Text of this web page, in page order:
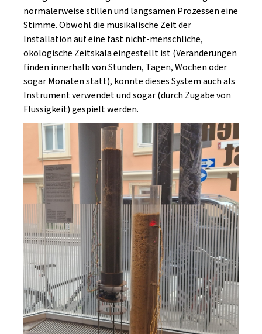
normalerweise stillen und langsamen Prozessen eine
Stimme. Obwohl die musikalische Zeit der
Installation auf eine fast nicht-menschliche,
ökologische Zeitskala eingestellt ist (Veränderungen
finden innerhalb von Stunden, Tagen, Wochen oder
sogar Monaten statt), könnte dieses System auch als
Instrument verwendet und sogar (durch Zugabe von
Flüssigkeit) gespielt werden.